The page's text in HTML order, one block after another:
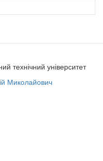
технічний університет
Миколайович